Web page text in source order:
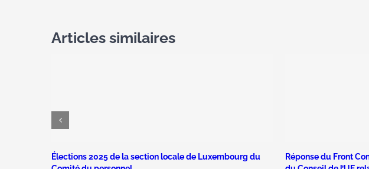
Articles similaires
Élections 2025 de la section locale de Luxembourg du
Réponse du Front